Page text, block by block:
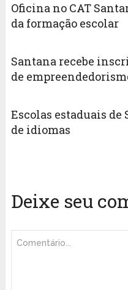
Oficina no CAT
da formação escolar
Santana recebe
de
Escolas estaduais de
de idiomas
Deixe seu